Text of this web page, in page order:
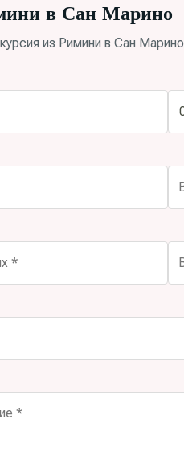
в Сан Марино
из Римини в Сан Марино